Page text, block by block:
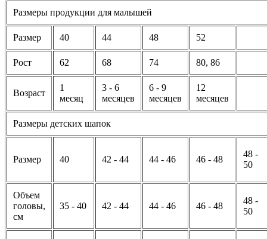
Размеры продукции для малышей
Размер 40 44 48 52
Рост 62 68 74 80, 86
Возраст
1
месяц
3 - 6
месяцев
6 - 9
месяцев
12
месяцев
Размеры детских шапок
Размер 40 42 - 44 44 - 46 46 - 48
48 -
50
Объем
головы,
см
35 - 40 42 - 44 44 - 46 46 - 48
48 -
50